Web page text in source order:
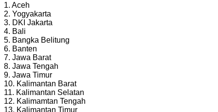
1. Aceh
2. Yogyakarta
3. DKI Jakarta
4. Bali
5. Bangka Belitung
6. Banten
7. Jawa Barat
8. Jawa Tengah
9. Jawa Timur
10. Kalimantan Barat
11. Kalimantan Selatan
12. Kalimamtan Tengah
13. Kalimantan Timur